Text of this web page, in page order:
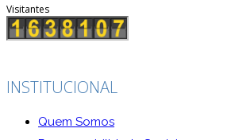
Visitantes
INSTITUCIONAL
Quem Somos